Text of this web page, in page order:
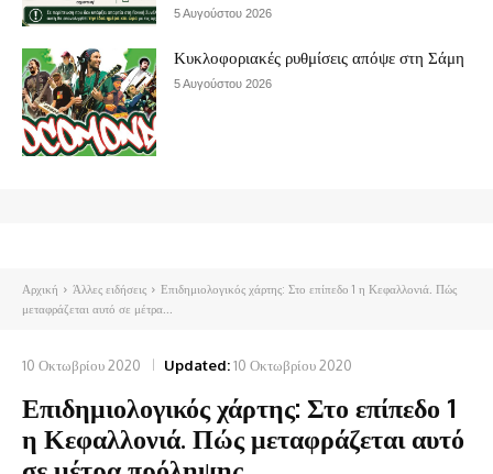
5 Αυγούστου 2026
Κυκλοφοριακές ρυθμίσεις απόψε στη Σάμη
5 Αυγούστου 2026